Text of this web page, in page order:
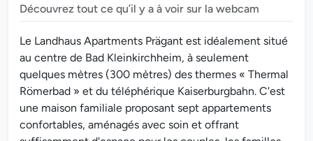
Découvrez tout ce qu’il y a à voir sur la webcam
Le Landhaus Apartments Prägant est idéalement situé
au centre de Bad Kleinkirchheim, à seulement
quelques mètres (300 mètres) des thermes « Thermal
Römerbad » et du téléphérique Kaiserburgbahn. C'est
une maison familiale proposant sept appartements
confortables, aménagés avec soin et offrant